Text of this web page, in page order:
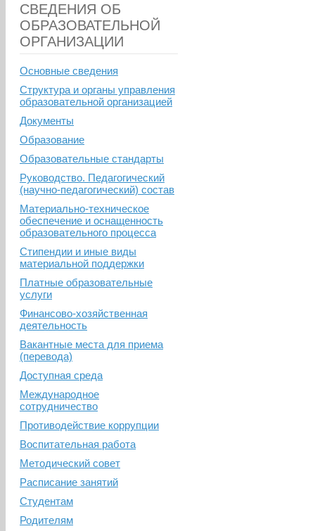
СВЕДЕНИЯ ОБ
ОБРАЗОВАТЕЛЬНОЙ
ОРГАНИЗАЦИИ
Основные сведения
Структура и органы управления
образовательной организацией
Документы
Образование
Образовательные стандарты
Руководство. Педагогический
(научно-педагогический) состав
Материально-техническое
обеспечение и оснащенность
образовательного процесса
Стипендии и иные виды
материальной поддержки
Платные образовательные
услуги
Финансово-хозяйственная
деятельность
Вакантные места для приема
(перевода)
Доступная среда
Международное
сотрудничество
Противодействие коррупции
Воспитательная работа
Методический совет
Расписание занятий
Студентам
Родителям